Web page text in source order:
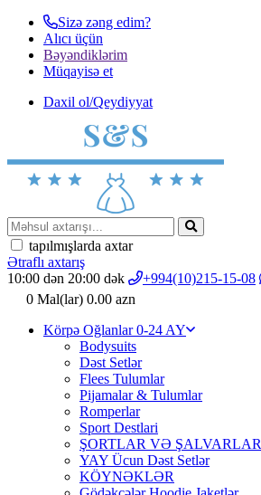
Sizə zəng edim?
Alıcı üçün
Bəyəndiklərim
Müqayisә et
Daxil ol/Qeydiyyat
tapılmışlarda axtar
Ətraflı axtarış
10:00 dən 20:00 dək
+994(10)215-15-08
0 Mal(lar) 0.00 azn
Körpə Oğlanlar 0-24 AY
Bodysuits
Dəst Setlər
Flees Tulumlar
Pijamalar & Tulumlar
Romperlar
Sport Destlari
ŞORTLAR VƏ ŞALVARLAR
YAY Ücun Dəst Setlər
KÖYNƏKLƏR